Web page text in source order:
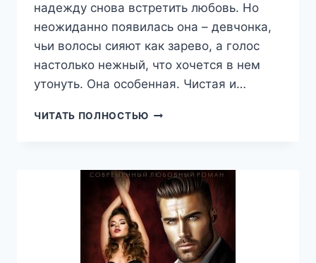
надежду снова встретить любовь. Но
неожиданно появилась она – девчонка,
чьи волосы сияют как зарево, а голос
настолько нежный, что хочется в нем
утонуть. Она особенная. Чистая и…
ЧИТАТЬ ПОЛНОСТЬЮ НИЧЬЯ.
ШЕЙЛ